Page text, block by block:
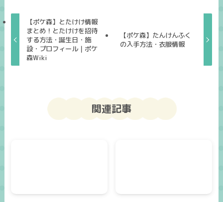
【ポケ森】とたけけ情報
まとめ！とたけけを招待
する方法・誕生日・施
設・プロフィール｜ポケ
森Wiki
【ポケ森】たんけんふく
の入手方法・衣服情報
関連記事